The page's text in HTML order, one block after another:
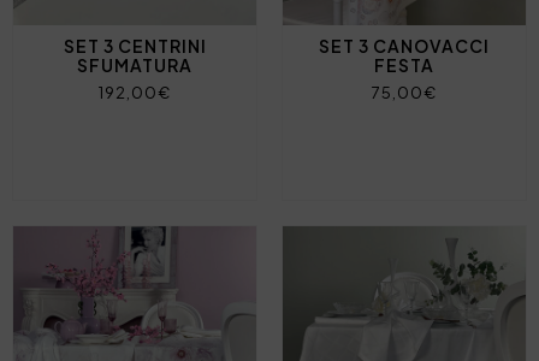
SET 3 CENTRINI
SFUMATURA
192,00€
SET 3 CANOVACCI
FESTA
75,00€